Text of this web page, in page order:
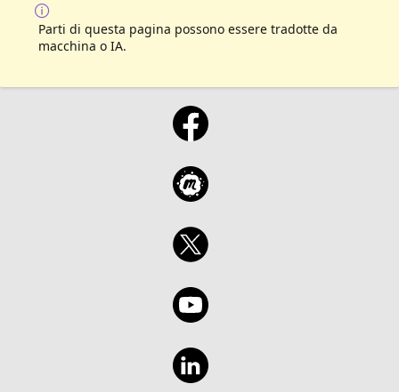
Parti di questa pagina possono essere tradotte da
macchina o IA.